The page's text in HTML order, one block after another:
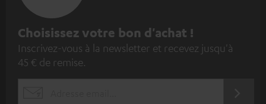
I
n
s
Choisissez votre bon d'achat !
Inscrivez-vous à la newsletter et recevez jusqu'à
45 € de remise.